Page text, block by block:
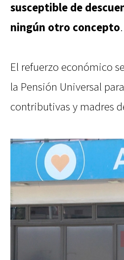
susceptible de
ningún otro concepto.
El refuerzo económico
la Pensión Universal
contributivas y madres